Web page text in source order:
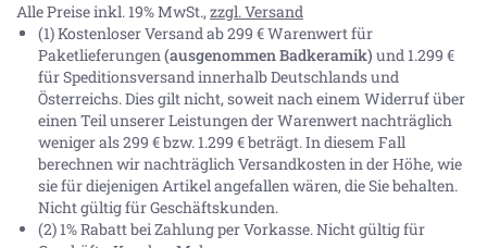
Alle Preise inkl. 19% MwSt., zzgl. Versand
(1) Kostenloser Versand ab 299 € Warenwert für
Paketlieferungen(ausgenommen Badkeramik) und 1.299 €
für Speditionsversand innerhalb Deutschlands und
Österreichs. Dies gilt nicht, soweit nach einem Widerruf über
einen Teil unserer Leistungen der Warenwert nachträglich
weniger als 299 € bzw. 1.299 € beträgt. In diesem Fall
berechnen wir nachträglich Versandkosten in der Höhe, wie
sie für diejenigen Artikel angefallen wären, die Sie behalten.
Nicht gültig für Geschäftskunden.
(2) 1% Rabatt bei Zahlung per Vorkasse. Nicht gültig für